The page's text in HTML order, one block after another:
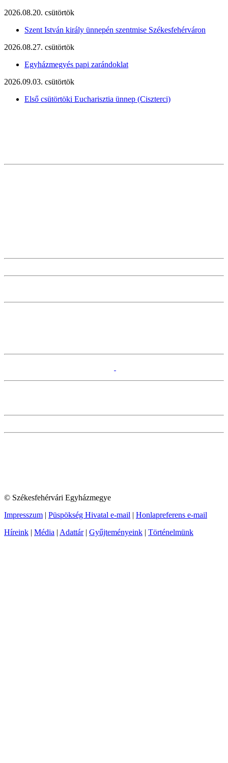
2026.08.20. csütörtök
Szent István király ünnepén szentmise Székesfehérváron
2026.08.27. csütörtök
Egyházmegyés papi zarándoklat
2026.09.03. csütörtök
Első csütörtöki Eucharisztia ünnep (Ciszterci)
© Székesfehérvári Egyházmegye
Impresszum | Püspökség Hivatal e-mail | Honlapreferens e-mail
Híreink | Média | Adattár| Gyűjteményeink | Történelmünk